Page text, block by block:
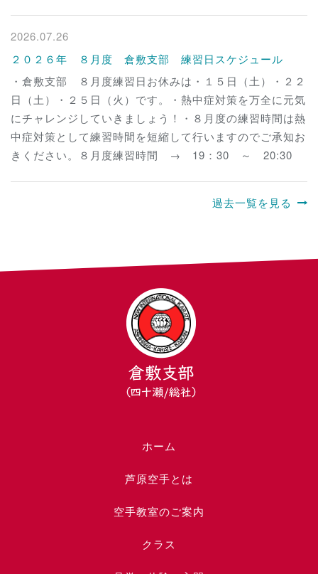
2026.07.26
２０２６年 ８月度 倉敷支部 練習日スケジュール
・倉敷支部 ８月度練習日お休みは・１５日（土）・２２
日（土）・２５日（火）です。・熱中症対策を万全に元気
にチャレンジしていきましょう！・８月度の練習時間は熱
中症対策として練習時間を短縮して行いますのでご承知お
きください。８月度練習時間 → 19：30 ～ 20:30
過去一覧を見る
ホーム
芦原空手とは
空手教室のご案内
クラス